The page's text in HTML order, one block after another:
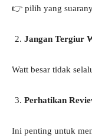
👉 pilih yang
Jangan Tergiur
Watt besar tidak
Perhatikan
Ini penting untuk